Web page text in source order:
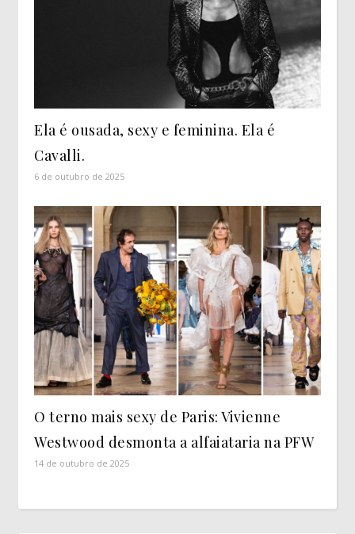
Ela é ousada, sexy e feminina. Ela é
Cavalli.
6 de outubro de 2025
O terno mais sexy de Paris: Vivienne
Westwood desmonta a alfaiataria na PFW
14 de outubro de 2025